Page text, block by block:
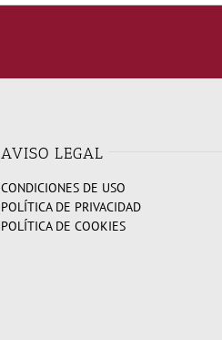
AVISO LEGAL
CONDICIONES DE USO
POLÍTICA DE PRIVACIDAD
POLÍTICA DE COOKIES